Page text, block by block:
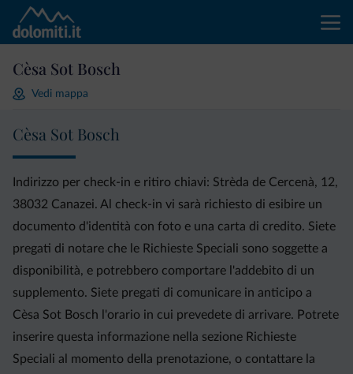
Cèsa Sot Bosch
Vedi mappa
Cèsa Sot Bosch
Indirizzo per check-in e ritiro chiavi: Strèda de Cercenà, 12,
38032 Canazei. Al check-in vi sarà richiesto di esibire un
documento d'identità con foto e una carta di credito. Siete
pregati di notare che le Richieste Speciali sono soggette a
disponibilità, e potrebbero comportare l'addebito di un
supplemento. Siete pregati di comunicare in anticipo a
Cèsa Sot Bosch l'orario in cui prevedete di arrivare. Potrete
inserire questa informazione nella sezione Richieste
Speciali al momento della prenotazione, o contattare la